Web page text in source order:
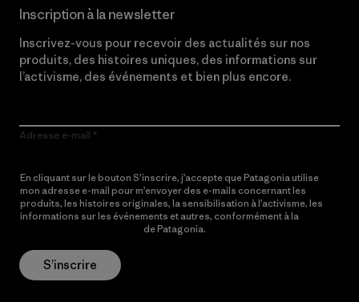
Inscription à la newsletter
Inscrivez-vous pour recevoir des actualités sur nos
produits, des histoires uniques, des informations sur
l’activisme, des événements et bien plus encore.
Adresse e-mail
En cliquant sur le bouton S’inscrire, j’accepte que Patagonia utilise
mon adresse e-mail pour m’envoyer des e-mails concernant les
produits, les histoires originales, la sensibilisation à l’activisme, les
informations sur les événements et autres, conformément à la
de Patagonia.
S’inscrire